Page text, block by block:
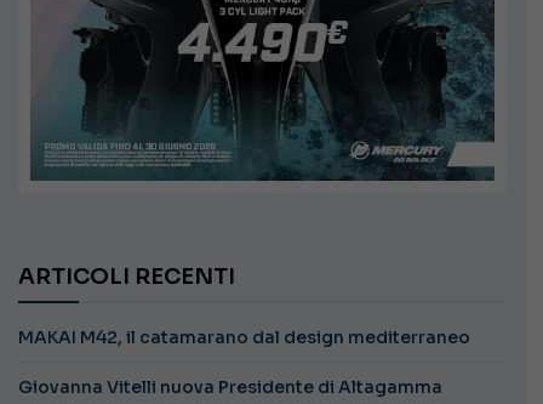
ARTICOLI RECENTI
MAKAI M42, il catamarano dal design mediterraneo
Giovanna Vitelli nuova Presidente di Altagamma